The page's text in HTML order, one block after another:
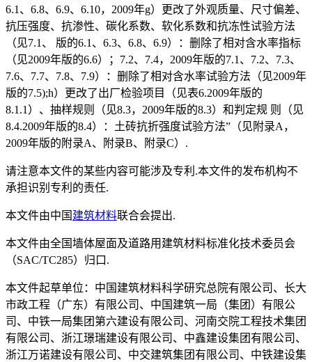
6.1、6.8、6.9、6.10，2009年g）更改了外观质量、尺寸偏差、
抗压强度、抗渗性、碳化系数、软化系数和抗冻性试验方法
（见7.1、 版的6.1、6.3、6.8、6.9）：删除了相对含水率指标
（见2009年版的6.6）；7.2、7.4，2009年版的7.1、7.2、7.3、
7.6、7.7、7.8、7.9）：删除了相对含水率试验方法（见2009年
版的7.5);h）更改了出厂检验项目（见表6.2009年版的
8.1.1）、抽样规则（见8.3，2009年版的8.3）和判定规 则（见
8.4.2009年版的8.4）：土砖抗折强度试验方法”（见附录A，
2009年版的附录A、附录B、附录C）.
请注意本文件的某些内容可能涉及专利.本文件的发布机构不
承担识别专利的责任.
本文件由中国 建筑材料联合会提出.
本文件由全国墙体屋面及道路用建筑材料标准化技术委员会
（SAC/TC285）归口.
本文件起草单位：中国建筑材料科学研究总院有限公司、长大
市政工程（广东）有限公司、中国建筑一局（集团）有限公
司、中铁一局集团第六建设有限公司、河南交院工程技术集团
有限公司、浙江璟瑞建设有限公司、中鑫建设集团有限公司、
浙江万诺建设有限公司、中交建筑集团有限公司、中铁建设集